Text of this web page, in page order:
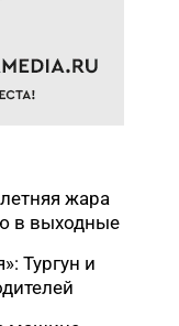
ВЭФ-2026
70 сессий
Якутии
жара
в выходные
Тургун и